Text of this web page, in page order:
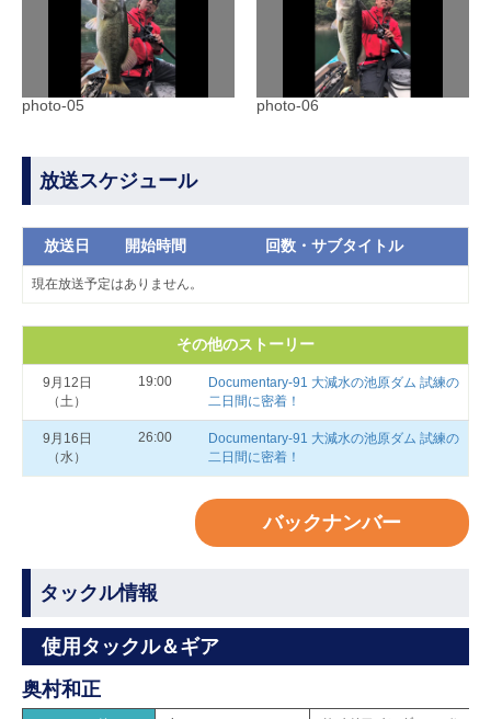
photo-05 photo-06
放送スケジュール
放送日 開始時間 回数・サブタイトル
現在放送予定はありません。
その他のストーリー
9月12日
（土）
19:00
Documentary-91 大減水の池原ダム 試練の
二日間に密着！
9月16日
（水）
26:00
Documentary-91 大減水の池原ダム 試練の
二日間に密着！
バックナンバー
タックル情報
使用タックル＆ギア
奥村和正